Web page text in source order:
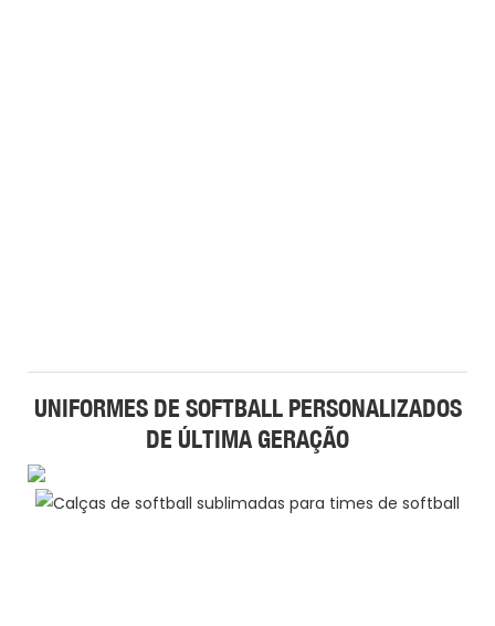
UNIFORMES DE SOFTBALL PERSONALIZADOS
DE ÚLTIMA GERAÇÃO